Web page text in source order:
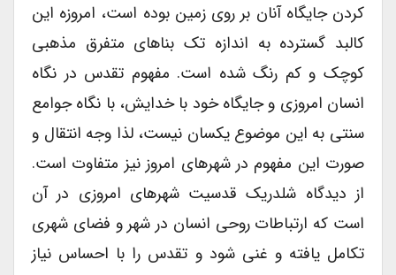
کردن جایگاه آنان بر روی زمین بوده است، امروزه این
کالبد گسترده به اندازه تک بناهای متفرق مذهبی
کوچک و کم رنگ شده است. مفهوم تقدس در نگاه
انسان امروزی و جایگاه خود با خدایش، با نگاه جوامع
سنتی به این موضوع یکسان نیست، لذا وجه انتقال و
صورت این مفهوم در شهرهای امروز نیز متفاوت است.
از دیدگاه شلدریک قدسیت شهرهای امروزی در آن
است که ارتباطات روحی انسان در شهر و فضای شهری
تکامل یافته و غنی شود و تقدس را با احساس نیاز